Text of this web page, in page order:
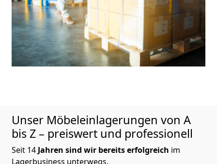
Unser Möbeleinlagerungen von A
bis Z – preiswert und professionell
Seit 14 Jahren sind wir bereits erfolgreich im
Lagerbusiness unterwegs.